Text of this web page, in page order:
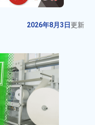
2026年8月3日更新